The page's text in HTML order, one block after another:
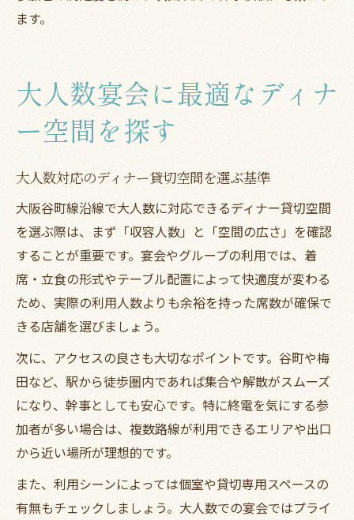
ます。
大人数宴会に最適なディナ
ー空間を探す
大人数対応のディナー貸切空間を選ぶ基準
大阪谷町線沿線で大人数に対応できるディナー貸切空間
を選ぶ際は、まず「収容人数」と「空間の広さ」を確認
することが重要です。宴会やグループの利用では、着
席・立食の形式やテーブル配置によって快適度が変わる
ため、実際の利用人数よりも余裕を持った席数が確保で
きる店舗を選びましょう。
次に、アクセスの良さも大切なポイントです。谷町や梅
田など、駅から徒歩圏内であれば集合や解散がスムーズ
になり、幹事としても安心です。特に終電を気にする参
加者が多い場合は、複数路線が利用できるエリアや出口
から近い場所が理想的です。
また、利用シーンによっては個室や貸切専用スペースの
有無もチェックしましょう。大人数での宴会ではプライ